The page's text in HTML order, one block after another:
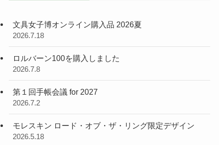
文具女子博オンライン購入品 2026夏
2026.7.18
ロルバーン100を購入しました
2026.7.8
第１回手帳会議 for 2027
2026.7.2
モレスキン ロード・オブ・ザ・リング限定デザイン
2026.5.18